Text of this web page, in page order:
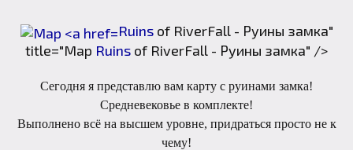
Ruinsof RiverFall - Руины замка"
title="Map Ruins of RiverFall - Руины замка" />
Сегодня я представлю вам карту с руинами замка!
Средневековье в комплекте!
Выполнено всё на высшем уровне, придраться просто не к
чему!